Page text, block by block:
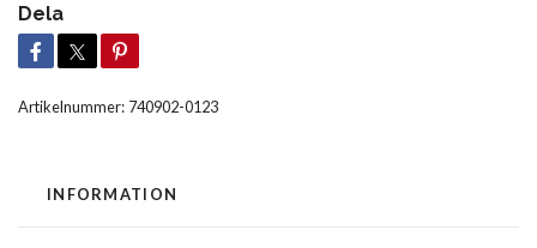
Dela
Artikelnummer: 740902-0123
INFORMATION